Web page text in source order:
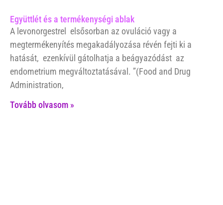
Együttlét és a termékenységi ablak
A levonorgestrel elsősorban az ovuláció vagy a
megtermékenyítés megakadályozása révén fejti ki a
hatását, ezenkívül gátolhatja a beágyazódást az
endometrium megváltoztatásával. ”(Food and Drug
Administration,
Tovább olvasom »